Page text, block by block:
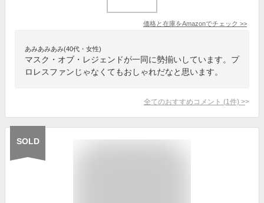
価格と在庫をAmazonでチェック >>
あみあみあみ(40代・女性)
マスク・オブ・レジェンドが一同に勢揃いしています。プ
ロレスファンじゃなくてもおしゃれだなと思います。
全てのおすすめコメント (1 件) >
SOLD